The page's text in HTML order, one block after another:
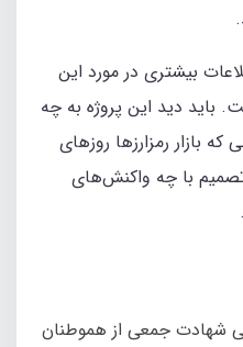
بیشتری در مورد این
باید دید این پروژه به چه
بازار رمزارزها روزهای
با چه واکنش‌های
پی شهادت جمعی از هموطنان